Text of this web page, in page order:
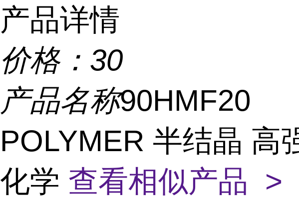
产品详情
价格： 30
产品名称90HMF20
POLYMER 半结晶 高
化学 查看相似产品 >